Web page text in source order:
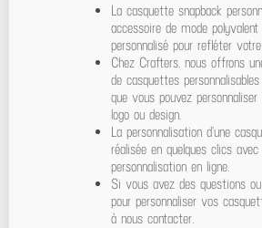
La casquette snapback
accessoire de mode
personnalisé pour refléter
Chez Crafters, nous offrons
de casquettes
que vous pouvez
logo ou design.
La personnalisation d'une
réalisée en quelques clics
personnalisation en ligne.
Si vous avez des questions
pour personnaliser vos
à nous contacter.